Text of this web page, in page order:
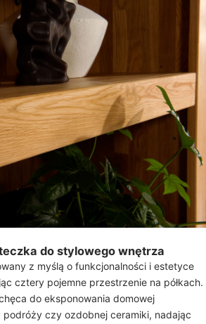
do stylowego wnętrza
z myślą o funkcjonalności i estetyce
cztery pojemne przestrzenie na półkach.
do eksponowania domowej
czy ozdobnej ceramiki, nadając